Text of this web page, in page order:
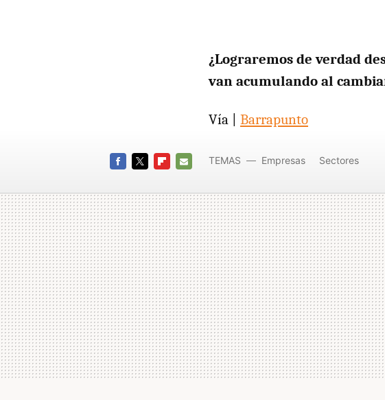
¿Lograremos de verdad
van acumulando al
Vía | Barrapunto
MAIL
TEMAS Empresas Sectores